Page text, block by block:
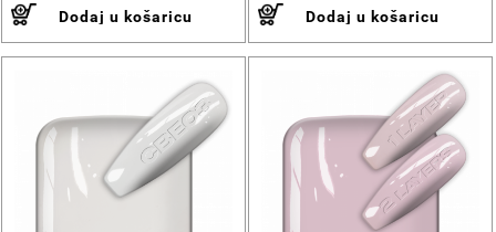
Dodaj u košaricu Dodaj u košaricu